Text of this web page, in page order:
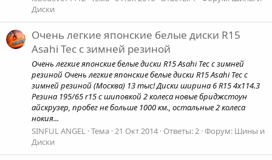
Диски
Очень легкие японские белые диски R15
Asahi Tec с зимней резиной
Очень легкие японские белые диски R15 Asahi Tec с зимней
резиной Очень легкие японские белые диски R15 Asahi Tec с
зимней резиной (Москва) 13 тыс! Диски ширина 6 R15 4х114.3
Резина 195/65 r15 с шиповкой 2 колеса новые бриджстоун
айскрузер, пробег не больше 1000 км., остальные 2 колеса
нокия...
SINFUL ANGEL Тема 21 Окт 2014 Ответы: 2 Форум: Шины и
Диски